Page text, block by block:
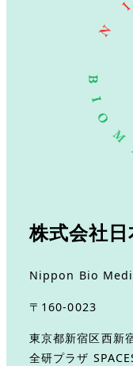
株式会社
Nippon Bio
〒160-0023
東京都新宿区西新
全研プラザ